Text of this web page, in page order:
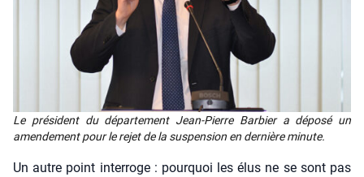
Le pré­sident du dépar­te­ment Jean-Pierre Bar­bier a dépo­sé un
amen­de­ment pour le rejet de la sus­pen­sion en der­nière minute.
Un autre point inter­roge : pour­quoi les élus ne se sont pas